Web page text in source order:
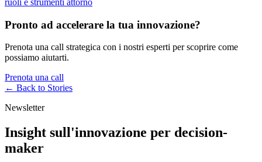
ruoli e strumenti attorno
Pronto ad accelerare la tua innovazione?
Prenota una call strategica con i nostri esperti per scoprire come
possiamo aiutarti.
Prenota una call
← Back to Stories
Newsletter
Insight sull'innovazione per decision-
maker